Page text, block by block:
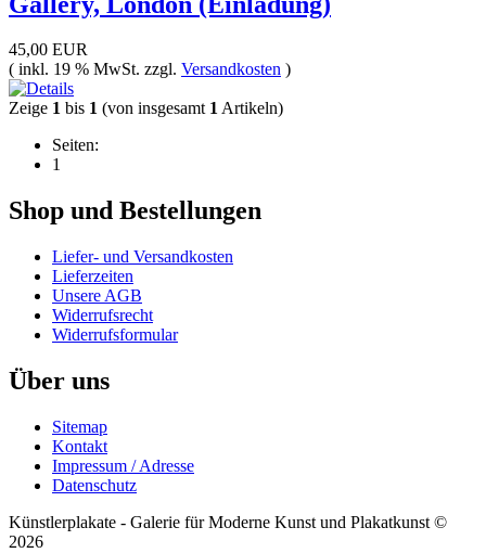
45,00 EUR
( inkl. 19 % MwSt. zzgl. Versandkosten )
Zeige 1 bis 1 (von insgesamt 1Artikeln)
Seiten:
1
Shop und Bestellungen
Liefer- und Versandkosten
Lieferzeiten
Unsere AGB
Widerrufsrecht
Widerrufsformular
Über uns
Sitemap
Kontakt
Impressum / Adresse
Datenschutz
Künstlerplakate - Galerie für Moderne Kunst und Plakatkunst ©
2026